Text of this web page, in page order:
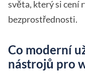
světa, který si cení
bezprostřednosti.
Co moderní
nástrojů pro